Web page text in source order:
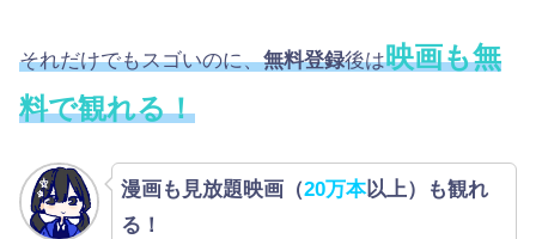
それだけでもスゴいのに、無料登録後は映画も無
料で観れる！
漫画も見放題映画（20万本以上）も観れ
る！